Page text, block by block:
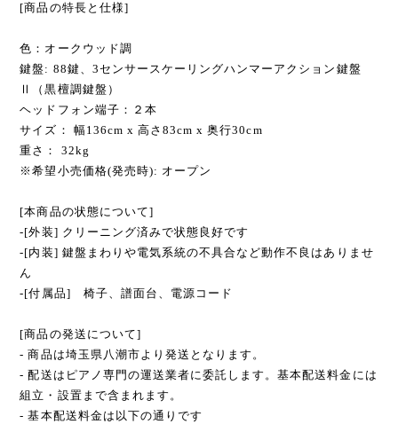
[商品の特長と仕様]
色：オークウッド調
鍵盤: 88鍵、3センサースケーリングハンマーアクション鍵盤
Ⅱ（黒檀調鍵盤）
ヘッドフォン端子：２本
サイズ： 幅136cm x 高さ83cm x 奥行30cm
重さ： 32kg
※希望小売価格(発売時): オープン
[本商品の状態について]
-[外装] クリーニング済みで状態良好です
-[内装] 鍵盤まわりや電気系統の不具合など動作不良はありませ
ん
-[付属品] 椅子、譜面台、電源コード
[商品の発送について]
- 商品は埼玉県八潮市より発送となります。
- 配送はピアノ専門の運送業者に委託します。基本配送料金には
組立・設置まで含まれます。
- 基本配送料金は以下の通りです